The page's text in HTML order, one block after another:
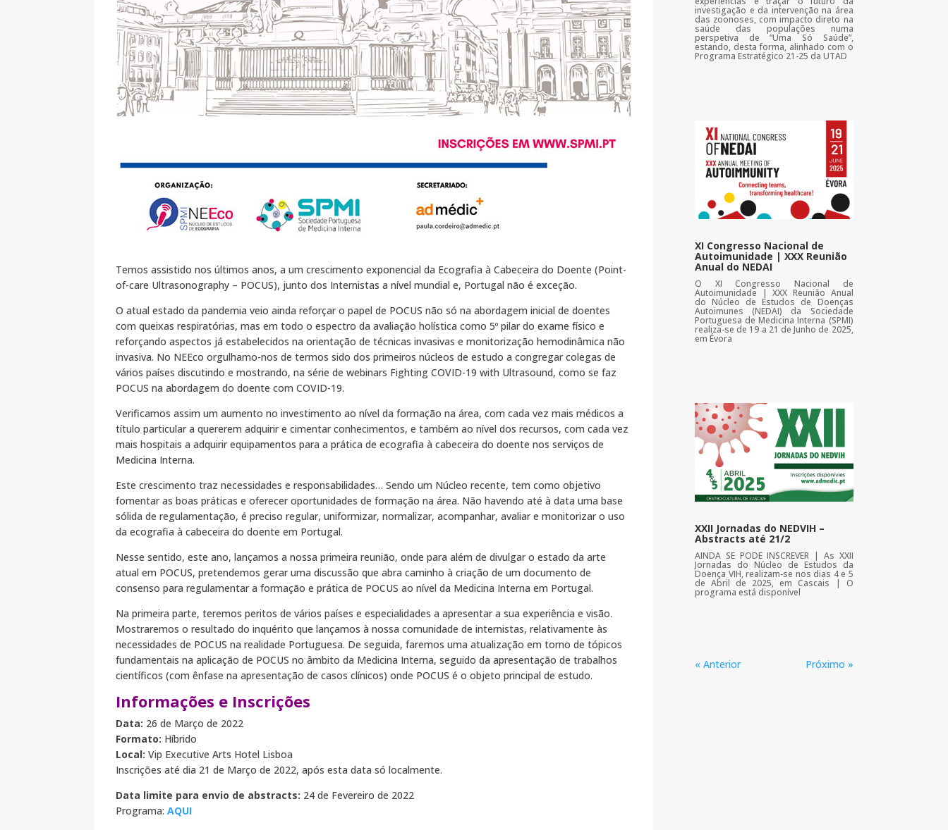
Temos assistido nos últimos anos, a um crescimento exponencial da Ecografia à Cabeceira do Doente (Point-
of-care Ultrasonography – POCUS), junto dos Internistas a nível mundial e, Portugal não é exceção.
O atual estado da pandemia veio ainda reforçar o papel de POCUS não só na abordagem inicial de doentes
com queixas respiratórias, mas em todo o espectro da avaliação holística como 5º pilar do exame físico e
reforçando aspectos já estabelecidos na orientação de técnicas invasivas e monitorização hemodinâmica não
invasiva. No NEEco orgulhamo-nos de termos sido dos primeiros núcleos de estudo a congregar colegas de
vários países discutindo e mostrando, na série de webinars Fighting COVID-19 with Ultrasound, como se faz
POCUS na abordagem do doente com COVID-19.
Verificamos assim um aumento no investimento ao nível da formação na área, com cada vez mais médicos a
título particular a quererem adquirir e cimentar conhecimentos, e também ao nível dos recursos, com cada vez
mais hospitais a adquirir equipamentos para a prática de ecografia à cabeceira do doente nos serviços de
Medicina Interna.
Este crescimento traz necessidades e responsabilidades… Sendo um Núcleo recente, tem como objetivo
fomentar as boas práticas e oferecer oportunidades de formação na área. Não havendo até à data uma base
sólida de regulamentação, é preciso regular, uniformizar, normalizar, acompanhar, avaliar e monitorizar o uso
da ecografia à cabeceira do doente em Portugal.
Nesse sentido, este ano, lançamos a nossa primeira reunião, onde para além de divulgar o estado da arte
atual em POCUS, pretendemos gerar uma discussão que abra caminho à criação de um documento de
consenso para regulamentar a formação e prática de POCUS ao nível da Medicina Interna em Portugal.
Na primeira parte, teremos peritos de vários países e especialidades a apresentar a sua experiência e visão.
Mostraremos o resultado do inquérito que lançamos à nossa comunidade de internistas, relativamente às
necessidades de POCUS na realidade Portuguesa. De seguida, faremos uma atualização em torno de tópicos
fundamentais na aplicação de POCUS no âmbito da Medicina Interna, seguido da apresentação de trabalhos
científicos (com ênfase na apresentação de casos clínicos) onde POCUS é o objeto principal de estudo.
Informações e Inscrições
Data: 26 de Março de 2022
Formato: Híbrido
Local: Vip Executive Arts Hotel Lisboa
Inscrições até dia 21 de Março de 2022, após esta data só localmente.
Data limite para envio de abstracts: 24 de Fevereiro de 2022
Programa:AQUI
investigação e da intervenção na área
das zoonoses, com impacto direto na
saúde das populações numa
perspetiva de “Uma Só Saúde”,
estando, desta forma, alinhado com o
Programa Estratégico 21-25 da UTAD
XI Congresso Nacional de
Autoimunidade | XXX Reunião
Anual do NEDAI
O XI Congresso Nacional de
Autoimunidade | XXX Reunião Anual
do Núcleo de Estudos de Doenças
Autoimunes (NEDAI) da Sociedade
Portuguesa de Medicina Interna (SPMI)
realiza-se de 19 a 21 de Junho de 2025,
em Évora
XXII Jornadas do NEDVIH –
Abstracts até 21/2
AINDA SE PODE INSCREVER | As XXII
Jornadas do Núcleo de Estudos da
Doença VIH, realizam-se nos dias 4 e 5
de Abril de 2025, em Cascais | O
programa está disponível
« Anterior Próximo »